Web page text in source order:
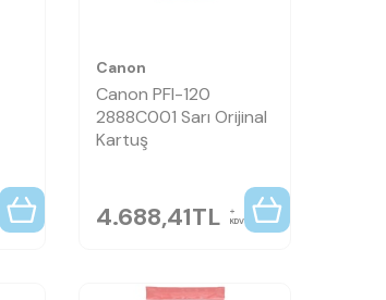
Canon
Canon PFI-120
2888C001 Sarı Orijinal
Kartuş
4.688,41TL KDV